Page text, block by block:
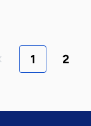
1 2